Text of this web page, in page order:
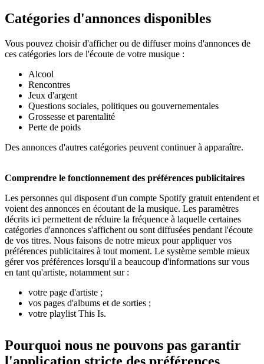
Catégories d'annonces disponibles
Vous pouvez choisir d'afficher ou de diffuser moins d'annonces de
ces catégories lors de l'écoute de votre musique :
Alcool
Rencontres
Jeux d'argent
Questions sociales, politiques ou gouvernementales
Grossesse et parentalité
Perte de poids
Des annonces d'autres catégories peuvent continuer à apparaître.
Comprendre le fonctionnement des préférences publicitaires
Les personnes qui disposent d'un compte Spotify gratuit entendent et
voient des annonces en écoutant de la musique. Les paramètres
décrits ici permettent de réduire la fréquence à laquelle certaines
catégories d'annonces s'affichent ou sont diffusées pendant l'écoute
de vos titres. Nous faisons de notre mieux pour appliquer vos
préférences publicitaires à tout moment. Le système semble mieux
gérer vos préférences lorsqu'il a beaucoup d'informations sur vous
en tant qu'artiste, notamment sur :
votre page d'artiste ;
vos pages d'albums et de sorties ;
votre playlist This Is.
Pourquoi nous ne pouvons pas garantir